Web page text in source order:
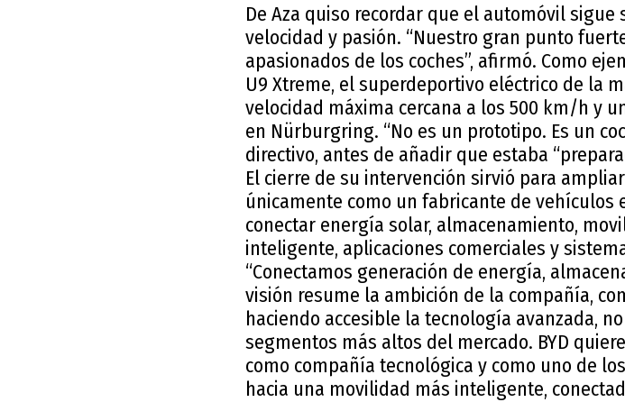
De Aza quiso recordar que el automóvil
velocidad y pasión. “Nuestro gran punto
apasionados de los coches”, afirmó. Como
U9 Xtreme, el superdeportivo eléctrico de la
velocidad máxima cercana a los 500 km/h y
en Nürburgring. “No es un prototipo. Es un
directivo, antes de añadir que estaba
El cierre de su intervención sirvió para
únicamente como un fabricante de vehículos
conectar energía solar, almacenamiento,
inteligente, aplicaciones comerciales y
“Conectamos generación de energía,
visión resume la ambición de la compañía,
haciendo accesible la tecnología avanzada,
segmentos más altos del mercado. BYD
como compañía tecnológica y como uno de
hacia una movilidad más inteligente,